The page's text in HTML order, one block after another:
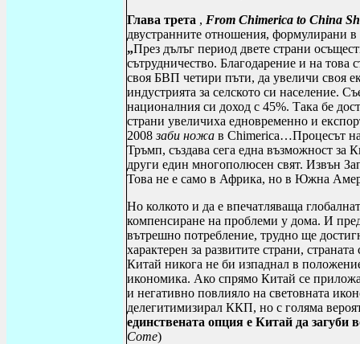
Глава трета , From Chimerica to China
двустранните отношения, формулирани в
„През дълъг период двете страни
сътрудничество. Благодарение и на това
своя БВП четири пъти, да увеличи своя
индустрията за селското си население.
националния си доход с 45%. Така бе
страни увеличиха едновременно и
2008 заби ножа в Chimerica…Процесът
Тръмп, създава сега една възможност за
други един многополюсен свят. Извън
Това не е само в Африка, но в Южна
Но колкото и да е впечатляваща
компенсиране на проблеми у дома. И
вътрешно потребление, трудно ще
характерен за развитите страни,
Китай никога не би изпаднал в
икономика. Ако спрямо Китай се
и негативно повлияло на световната
делeгитимизирал ККП, но с голяма
единствената опция е Китай да
Come)